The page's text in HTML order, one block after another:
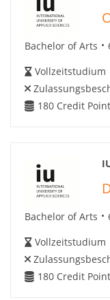
Bachelor of Arts
Vollzeitstudium
180 Credit
Bachelor of Arts
Vollzeitstudium
180 Credit